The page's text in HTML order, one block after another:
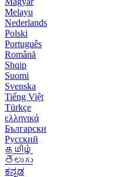
Melayu
Nederlands
Polski
Português
Română
Shqip
Suomi
Svenska
Tiếng Việt
Türkçe
ελληνικά
Български
Русский
தமிழ்
తెలుగు
ಕನ್ನಡ